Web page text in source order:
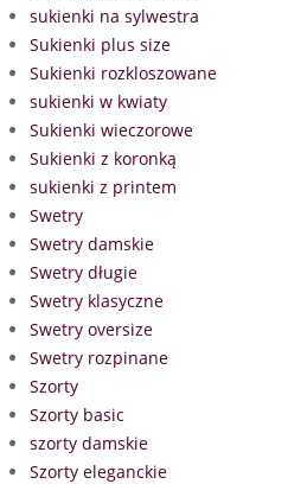
sukienki na sylwestra
Sukienki plus size
Sukienki rozkloszowane
sukienki w kwiaty
Sukienki wieczorowe
Sukienki z koronką
sukienki z printem
Swetry
Swetry damskie
Swetry długie
Swetry klasyczne
Swetry oversize
Swetry rozpinane
Szorty
Szorty basic
szorty damskie
Szorty eleganckie